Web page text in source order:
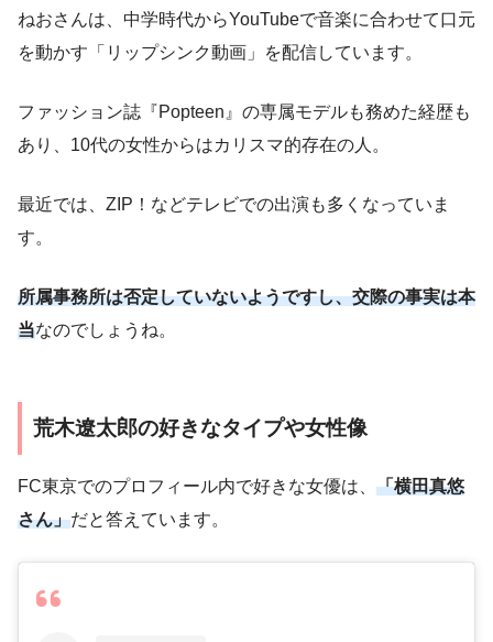
ねおさんは、中学時代からYouTubeで音楽に合わせて口元
を動かす「リップシンク動画」を配信しています。
ファッション誌『Popteen』の専属モデルも務めた経歴も
あり、10代の女性からはカリスマ的存在の人。
最近では、ZIP！などテレビでの出演も多くなっていま
す。
所属事務所は否定していないようですし、交際の事実は本
当なのでしょうね。
荒木遼太郎の好きなタイプや女性像
FC東京でのプロフィール内で好きな女優は、 「横田真悠
さん」だと答えています。